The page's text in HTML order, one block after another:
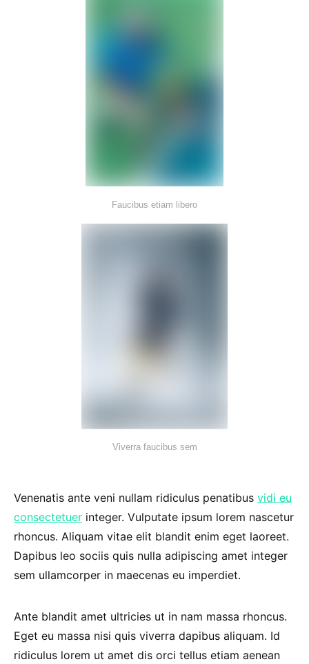
Faucibus etiam libero
Viverra faucibus sem
Venenatis ante veni nullam ridiculus penatibus vidi eu
consectetuer integer. Vulputate ipsum lorem nascetur
rhoncus. Aliquam vitae elit blandit enim eget laoreet.
Dapibus leo sociis quis nulla adipiscing amet integer
sem ullamcorper in maecenas eu imperdiet.
Ante blandit amet ultricies ut in nam massa rhoncus.
Eget eu massa nisi quis viverra dapibus aliquam. Id
ridiculus lorem ut amet dis orci tellus etiam aenean